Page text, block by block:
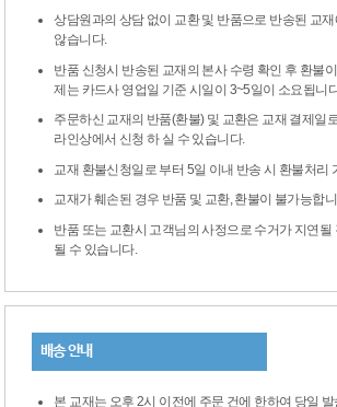
상담원과의 상담 없이 교환 및 반품으로 반송된 교
않습니다.
반품 신청시 반송된 교재의 본사 수령 확인 후 환불
제는 카드사 영업일 기준 시일이 3~5일이 소요됩니
주문하신 교재의 반품(환불) 및 교환은 교재 결제일
라인상에서 신청 하 실 수 있습니다.
교재 환불신청일로 부터 5일 이내 반송 시 환불처리
교재가 훼손된 경우 반품 및 교환, 환불이 불가능합
반품 또는 교환시 고객님의 사정으로 수거가 지연될
될 수 있습니다.
배송 안내
본 교재는 오후 2시 이전에 주문 건에 한하여 당일